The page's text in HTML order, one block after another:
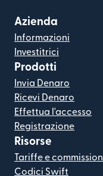
Azienda
Informazioni
Investitrici
Prodotti
Invia Denaro
Ricevi Denaro
Effettua l'accesso
Registrazione
Risorse
Tariffe e
Codici Swift